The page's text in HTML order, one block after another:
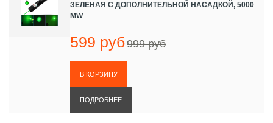
ЗЕЛЕНАЯ С ДОПОЛНИТЕЛЬНОЙ НАСАДКОЙ, 5000
MW
599 руб999 руб
ПОДРОБНЕЕ